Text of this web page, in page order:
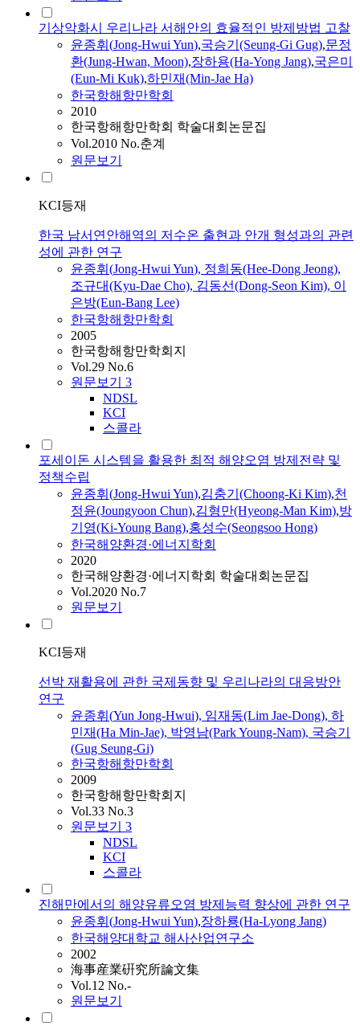
기상악화시 우리나라 서해안의 효율적인 방제방법 고찰
윤종휘 (Jong-HwuiYun),국승기(Seung-Gi Gug),문정
환(Jung-Hwan, Moon),장하용(Ha-Yong Jang),국은미
(Eun-Mi Kuk),하민재(Min-Jae Ha)
한국항해항만학회
2010
한국항해항만학회 학술대회논문집
Vol.2010 No.춘계
원문보기
KCI등재
한국 남서연안해역의 저수온 출현과 안개 형성과의 관련
성에 관한 연구
윤종휘 (Jong-HwuiYun), 정희동(Hee-Dong Jeong),
조규대(Kyu-Dae Cho), 김동선(Dong-Seon Kim), 이
은방(Eun-Bang Lee)
한국항해항만학회
2005
한국항해항만학회지
Vol.29 No.6
원문보기 3
NDSL
KCI
스콜라
포세이돈 시스템을 활용한 최적 해양오염 방제전략 및
정책수립
윤종휘 (Jong-HwuiYun),김충기(Choong-Ki Kim),천
정윤(Joungyoon Chun),김형만(Hyeong-Man Kim),방
기영(Ki-Young Bang),홍성수(Seongsoo Hong)
한국해양환경·에너지학회
2020
한국해양환경·에너지학회 학술대회논문집
Vol.2020 No.7
원문보기
KCI등재
선박 재활용에 관한 국제동향 및 우리나라의 대응방안
연구
윤종휘 (Yun Jong-Hwui), 임재동(Lim Jae-Dong), 하
민재(Ha Min-Jae), 박영남(Park Young-Nam), 국승기
(Gug Seung-Gi)
한국항해항만학회
2009
한국항해항만학회지
Vol.33 No.3
원문보기 3
NDSL
KCI
스콜라
진해만에서의 해양유류오염 방제능력 향상에 관한 연구
윤종휘 (Jong-HwuiYun),장하룡(Ha-Lyong Jang)
한국해양대학교 해사산업연구소
2002
海事産業硏究所論文集
Vol.12 No.-
원문보기